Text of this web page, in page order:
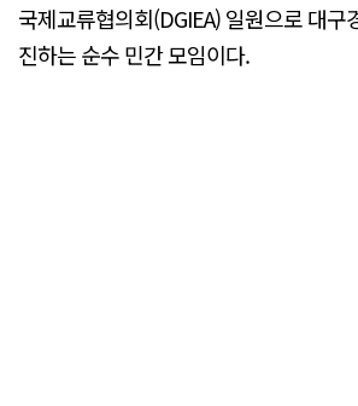
국제교류협의회(DGIEA) 일원으로 대구
진하는 순수 민간 모임이다.